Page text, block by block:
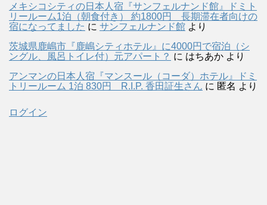
メキシコシティの日本人宿『サンフェルナンド館』ドミト
リールーム1泊（朝食付き） 約1800円 長期滞在者向けの
宿になってました に サンフェルナンド館 より
茨城県鹿嶋市『鹿嶋シティホテル』に4000円で宿泊（シ
ングル、風呂トイレ付）元アパート？ に はちあか より
アンマンの日本人宿『マンスール（コーダ）ホテル』ドミ
トリールーム 1泊 830円 R.I.P. 香田証生さん に 匿名 より
ログイン